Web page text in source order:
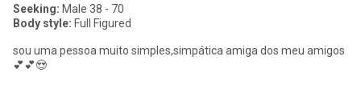
Seeking: Male 38 - 70
Body style: Full Figured
sou uma pessoa muito simples,simpática amiga dos meu amigos
💕💕😍